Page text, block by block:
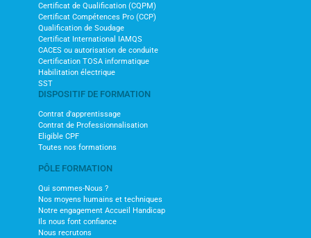
Certificat de Qualification (CQPM)
Certificat Compétences Pro (CCP)
Qualification de Soudage
Certificat International IAMQS
CACES ou autorisation de conduite
Certification TOSA informatique
Habilitation électrique
SST
DISPOSITIF DE FORMATION
Contrat d'apprentissage
Contrat de Professionnalisation
Eligible CPF
Toutes nos formations
PÔLE FORMATION
Qui sommes-Nous ?
Nos moyens humains et techniques
Notre engagement Accueil Handicap
Ils nous font confiance
Nous recrutons